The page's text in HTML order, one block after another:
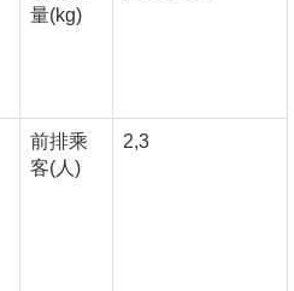
量(kg)
前排乘
客(人)
2,3